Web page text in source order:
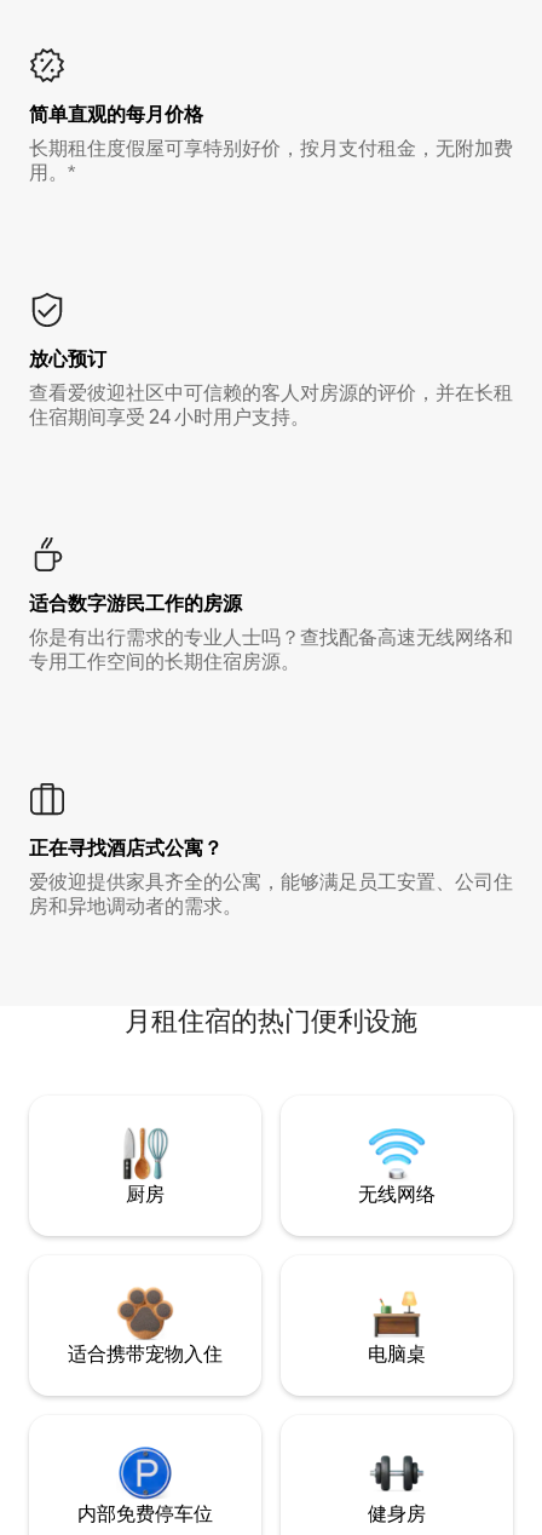
简单直观的每月价格
长期租住度假屋可享特别好价，按月支付租金，无附加费
用。*
放心预订
查看爱彼迎社区中可信赖的客人对房源的评价，并在长租
住宿期间享受 24 小时用户支持。
适合数字游民工作的房源
你是有出行需求的专业人士吗？查找配备高速无线网络和
专用工作空间的长期住宿房源。
正在寻找酒店式公寓？
爱彼迎提供家具齐全的公寓，能够满足员工安置、公司住
房和异地调动者的需求。
月租住宿的热门便利设施
厨房 无线网络
适合携带宠物入住 电脑桌
内部免费停车位 健身房